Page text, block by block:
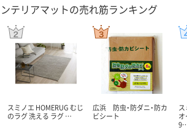
ンテリアマットの売れ筋ランキング
スミノエ HOMERUG むじ
のラグ 洗える ラグ …
広浜 防虫・防ダニ・防カ
ビシート